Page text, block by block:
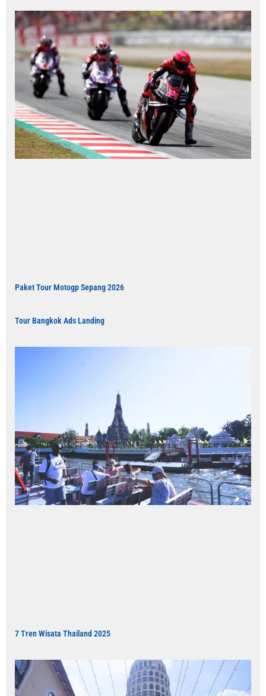
Paket Tour Motogp Sepang 2026
Tour Bangkok Ads Landing
7 Tren Wisata Thailand 2025